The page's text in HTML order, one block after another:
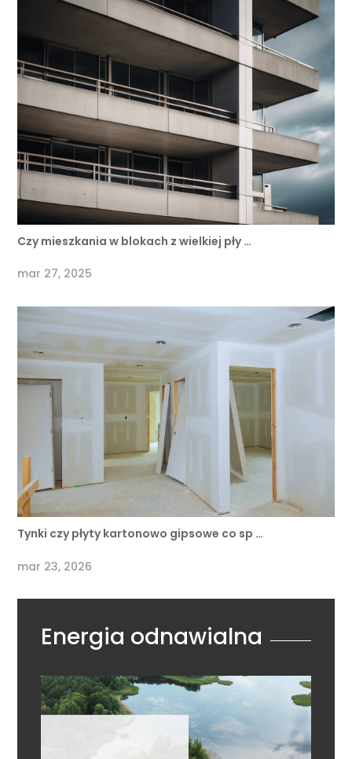
Czy mieszkania w blokach z wielkiej pły …
mar 27, 2025
Tynki czy płyty kartonowo gipsowe co sp …
mar 23, 2026
Energia odnawialna